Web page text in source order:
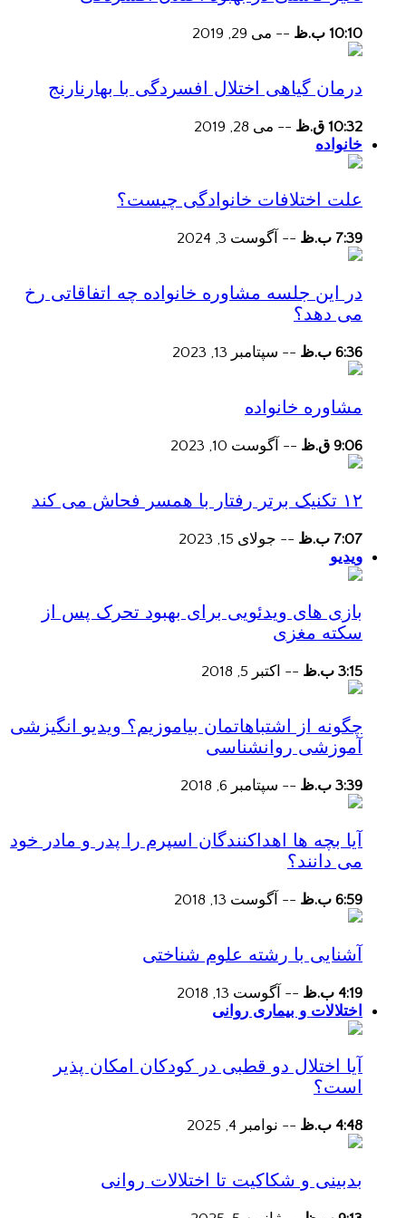
10:10 ب.ظ -- می 29, 2019
درمان گیاهی اختلال افسردگی با بهارنارنج
10:32 ق.ظ -- می 28, 2019
خانواده
علت اختلافات خانوادگی چیست؟
7:39 ب.ظ -- آگوست 3, 2024
در این جلسه مشاوره خانواده چه اتفاقاتی رخ
می دهد؟
6:36 ب.ظ -- سپتامبر 13, 2023
مشاوره خانواده
9:06 ق.ظ -- آگوست 10, 2023
۱۲ تکنیک برتر رفتار با همسر فحاش می کند
7:07 ب.ظ -- جولای 15, 2023
ویدیو
بازی های ویدئویی برای بهبود تحرک پس از
سکته مغزی
3:15 ب.ظ -- اکتبر 5, 2018
چگونه از اشتباهاتمان بیاموزیم؟ ویدیو انگیزشی
آموزشی روانشناسی
3:39 ب.ظ -- سپتامبر 6, 2018
آیا بچه ها اهداکنندگان اسپرم را پدر و مادر خود
می دانند؟
6:59 ب.ظ -- آگوست 13, 2018
آشنایی با رشته علوم شناختی
4:19 ب.ظ -- آگوست 13, 2018
اختلالات و بیماری روانی
آیا اختلال دو قطبی در کودکان امکان پذیر
است؟
4:48 ب.ظ -- نوامبر 4, 2025
بدبینی و شکاکیت تا اختلالات روانی